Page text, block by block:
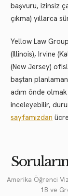
başvuru, izinsiz
çıkma) yıllarca
Yellow Law
(Illinois), Irvine
(New Jersey)
baştan
adım önde olmak
inceleyebilir,
sayfamızdan
Amerika Öğrenci
1B ve